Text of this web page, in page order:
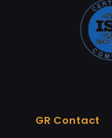
GR Contact